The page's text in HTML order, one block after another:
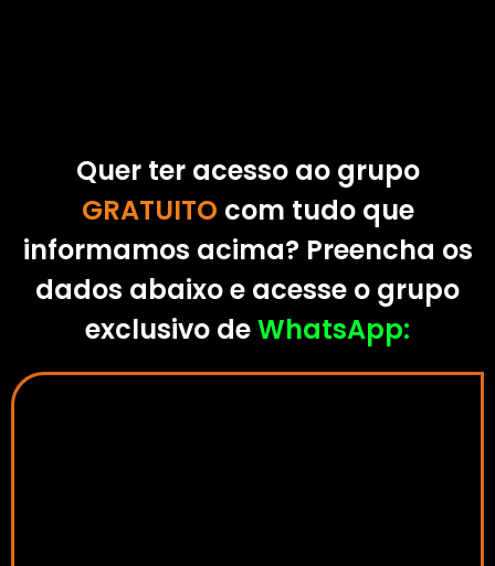
Quer ter acesso ao grupo
GRATUITO com tudo que
informamos acima? Preencha os
dados abaixo e acesse o grupo
exclusivo deWhatsApp: